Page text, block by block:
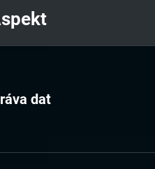
dat